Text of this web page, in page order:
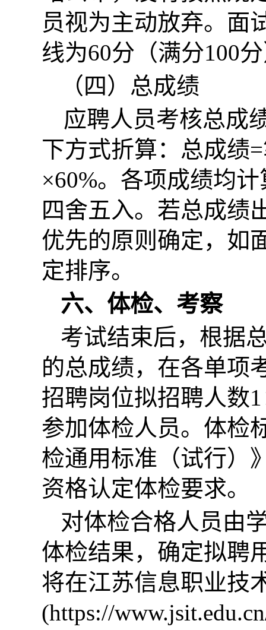
员视为主动放弃。面
线为60分（满分100
（四）总成绩
应聘人员考核总成
下方式折算：总成绩
×60%。各项成绩均
四舍五入。若总成绩
优先的原则确定，如
定排序。
六、体检、考察
考试结束后，根据
的总成绩，在各单项
招聘岗位拟招聘人数
参加体检人员。体检
检通用标准（试行）
资格认定体检要求。
对体检合格人员由
体检结果，确定拟聘
将在江苏信息职业技
(https://